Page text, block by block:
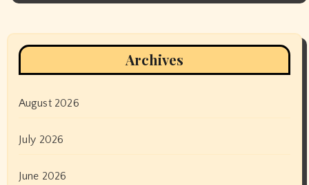
Archives
August 2026
July 2026
June 2026